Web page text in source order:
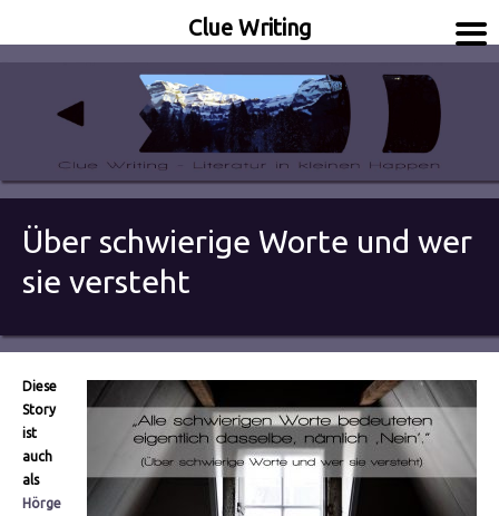
Clue Writing
Über schwierige Worte und wer
sie versteht
Diese
Story
ist
auch
als
Hörge
Clue Writing